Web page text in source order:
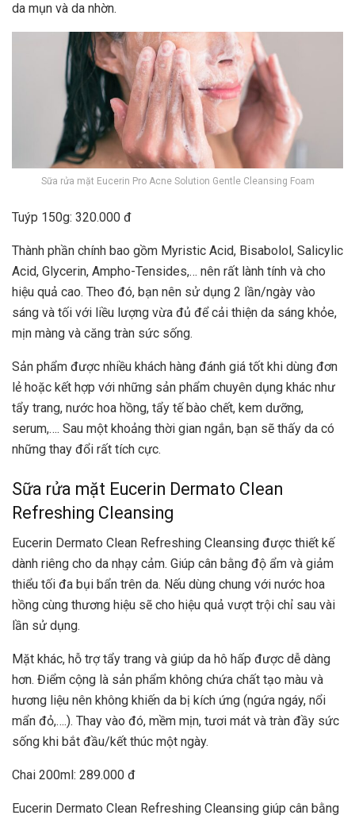
da mụn và da nhờn.
Sữa rửa mặt Eucerin Pro Acne Solution Gentle Cleansing Foam
Tuýp 150g: 320.000 đ
Thành phần chính bao gồm Myristic Acid, Bisabolol, Salicylic
Acid, Glycerin, Ampho-Tensides,… nên rất lành tính và cho
hiệu quả cao. Theo đó, bạn nên sử dụng 2 lần/ngày vào
sáng và tối với liều lượng vừa đủ để cải thiện da sáng khỏe,
mịn màng và căng tràn sức sống.
Sản phẩm được nhiều khách hàng đánh giá tốt khi dùng đơn
lẻ hoặc kết hợp với những sản phẩm chuyên dụng khác như
tẩy trang, nước hoa hồng, tẩy tế bào chết, kem dưỡng,
serum,…. Sau một khoảng thời gian ngắn, bạn sẽ thấy da có
những thay đổi rất tích cực.
Sữa rửa mặt Eucerin Dermato Clean
Refreshing Cleansing
Eucerin Dermato Clean Refreshing Cleansing được thiết kế
dành riêng cho da nhạy cảm. Giúp cân bằng độ ẩm và giảm
thiểu tối đa bụi bẩn trên da. Nếu dùng chung với nước hoa
hồng cùng thương hiệu sẽ cho hiệu quả vượt trội chỉ sau vài
lần sử dụng.
Mặt khác, hỗ trợ tẩy trang và giúp da hô hấp được dễ dàng
hơn. Điểm cộng là sản phẩm không chứa chất tạo màu và
hương liệu nên không khiến da bị kích ứng (ngứa ngáy, nổi
mẩn đỏ,….). Thay vào đó, mềm mịn, tươi mát và tràn đầy sức
sống khi bắt đầu/kết thúc một ngày.
Chai 200ml: 289.000 đ
Eucerin Dermato Clean Refreshing Cleansing giúp cân bằng